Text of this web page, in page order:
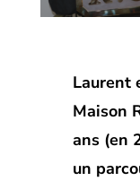
Laurent
Maison
ans (en
un